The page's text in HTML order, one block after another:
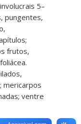
5–
pungentes,
frutos,
mericarpos
ventre